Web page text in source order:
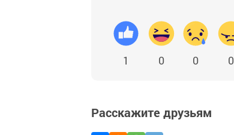
1 0 0 0
Расскажите друзьям